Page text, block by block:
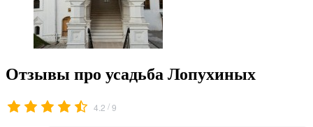
Отзывы про усадьба Лопухиных
4.2 /9